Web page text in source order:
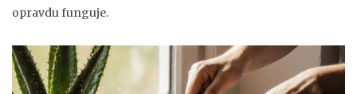
opravdu funguje.